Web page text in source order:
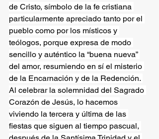
de Cristo, símbolo de la fe cristiana
particularmente apreciado tanto por el
pueblo como por los místicos y
teólogos, porque expresa de modo
sencillo y auténtico la “buena nueva”
del amor, resumiendo en sí el misterio
de la Encarnación y de la Redención.
Al celebrar la solemnidad del Sagrado
Corazón de Jesús, lo hacemos
viviendo la tercera y última de las
fiestas que siguen al tiempo pascual,